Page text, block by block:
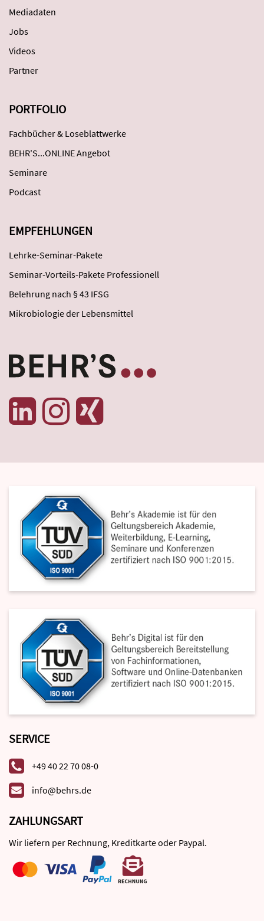
Mediadaten
Jobs
Videos
Partner
PORTFOLIO
Fachbücher & Loseblattwerke
BEHR'S...ONLINE Angebot
Seminare
Podcast
EMPFEHLUNGEN
Lehrke-Seminar-Pakete
Seminar-Vorteils-Pakete Professionell
Belehrung nach § 43 IFSG
Mikrobiologie der Lebensmittel
SERVICE
+49 40 22 70 08-0
info@behrs.de
ZAHLUNGSART
Wir liefern per Rechnung, Kreditkarte oder Paypal.